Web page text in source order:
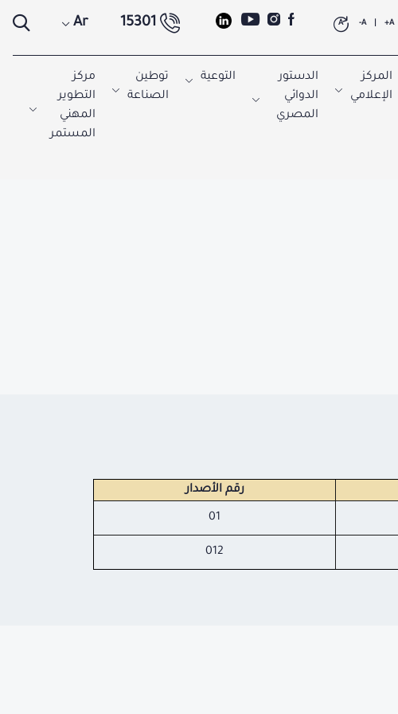
A+
A-
A
15301
Ar
المركز
الإعلامي
الدستور
الدوائي
المصري
التوعية
توطين
الصناعة
مركز
التطوير
المهني
المستمر
رقم الأصدار
01
012